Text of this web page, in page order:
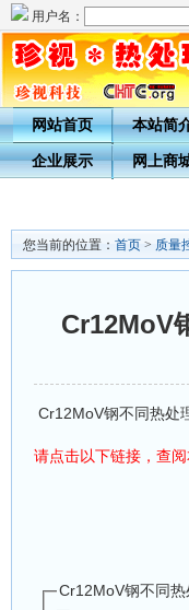
用户名：
网站首页 本站简
企业展示 网上商
您当前的位置： 首页 > 质量
Cr12MoV
Cr12MoV钢不同热处
请点击以下链接，查阅
Cr12MoV钢不同